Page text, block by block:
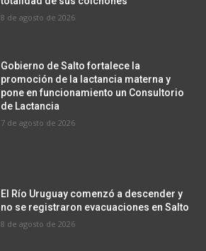
8 de agosto de 2026
Gobierno de Salto fortalece la
promoción de la lactancia materna y
pone en funcionamiento un Consultorio
de Lactancia
7 de agosto de 2026
El Río Uruguay comenzó a descender y
no se registraron evacuaciones en Salto
8 de agosto de 2026